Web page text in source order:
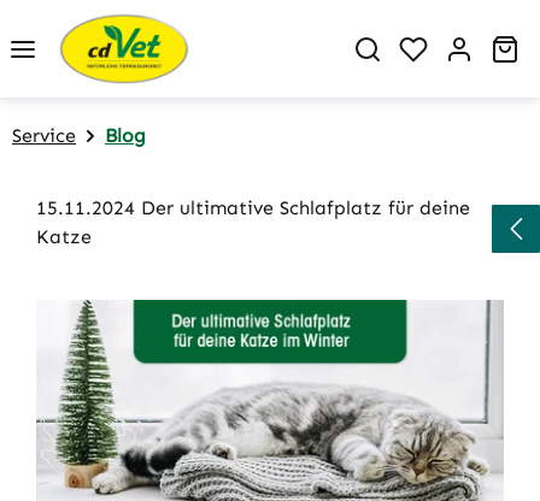
Zum Hauptinhalt springen
Du hast 0
Service Blog
15.11.2024 Der ultimative Schlafplatz für deine
Katze